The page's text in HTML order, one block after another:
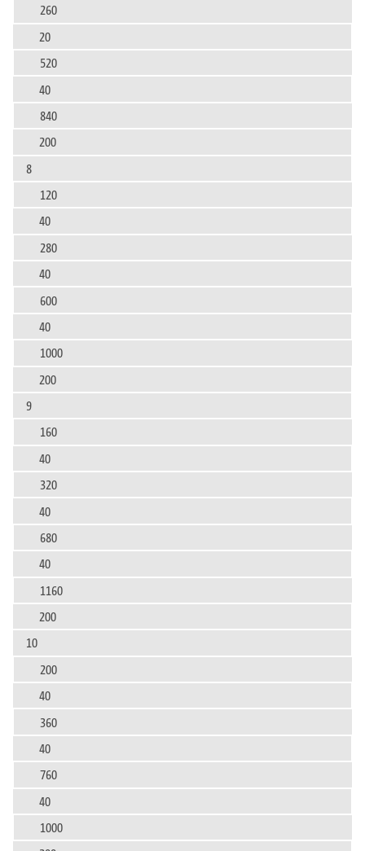
260
20
520
40
840
200
8
120
40
280
40
600
40
1000
200
9
160
40
320
40
680
40
1160
200
10
200
40
360
40
760
40
1000